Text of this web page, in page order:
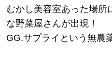
むかし美容室あった場所
な野菜屋さんが出現！
GG.サプライという無農